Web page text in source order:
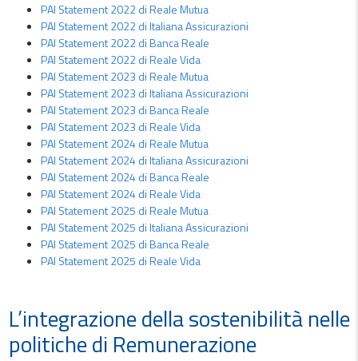
PAI Statement 2022 di Reale Mutua
PAI Statement 2022 di Italiana Assicurazioni
PAI Statement 2022 di Banca Reale
PAI Statement 2022 di Reale Vida
PAI Statement 2023 di Reale Mutua
PAI Statement 2023 di Italiana Assicurazioni
PAI Statement 2023 di Banca Reale
PAI Statement 2023 di Reale Vida
PAI Statement 2024 di Reale Mutua
PAI Statement 2024 di Italiana Assicurazioni
PAI Statement 2024 di Banca Reale
PAI Statement 2024 di Reale Vida
PAI Statement 2025 di Reale Mutua
PAI Statement 2025 di Italiana Assicurazioni
PAI Statement 2025 di Banca Reale
PAI Statement 2025 di Reale Vida
L’integrazione della sostenibilità nelle
politiche di Remunerazione